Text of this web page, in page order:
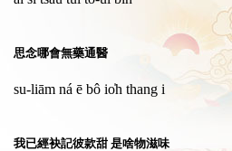
思念哪會無藥通醫
su-liām ná ē bô io̍h thang i
我已經袂記彼款甜 是啥物滋味